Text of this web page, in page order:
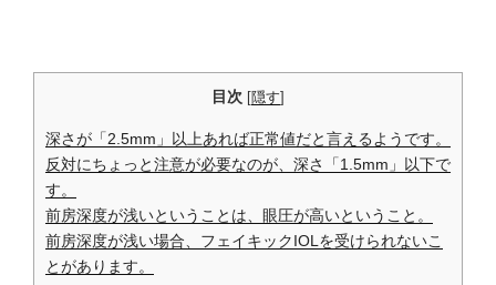
目次 [隠す]
深さが「2.5mm」以上あれば正常値だと言えるようです。
反対にちょっと注意が必要なのが、深さ「1.5mm」以下で
す。
前房深度が浅いということは、眼圧が高いということ。
前房深度が浅い場合、フェイキックIOLを受けられないこ
とがあります。